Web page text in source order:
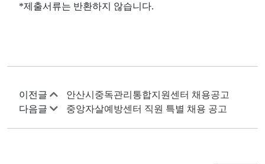
*제출서류는 반환하지 않습니다.
이전글
안산시중독관리통합지원센터 채용공고
다음글
중앙자살예방센터 직원 특별 채용 공고